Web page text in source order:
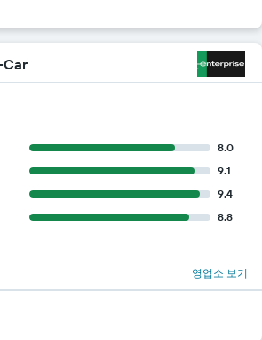
Car
8.0
9.1
9.4
8.8
영업소 보기